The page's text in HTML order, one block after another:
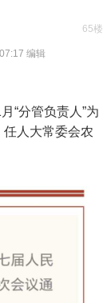
65楼
编辑
“分管负责人”为
人大常委会农